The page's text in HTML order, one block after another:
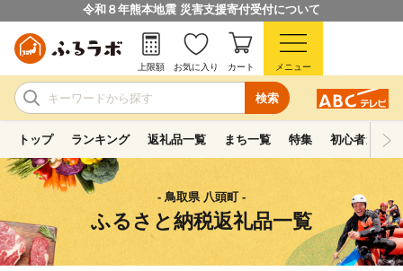
令和８年熊本地震 災害支援寄付受付について
検索
上限額 お気に入り カート メニュー
トップ ランキング 返礼品一覧 まち一覧 特集 初心者ガイド
- 鳥取県 八頭町 -
ふるさと納税返礼品一覧